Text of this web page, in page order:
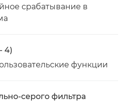
срабатывание в
4)
функции
серого фильтра